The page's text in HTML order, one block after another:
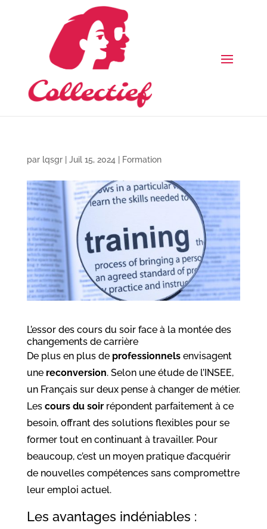
par lqsgr| Juil 15, 2024 Formation
L’essor des cours du soir face à la montée des
changements de carrière
De plus en plus de professionnelsenvisagent
une reconversion. Selon une étude de l’INSEE,
un Français sur deux pense à changer de métier.
Les cours du soirrépondent parfaitement à ce
besoin, offrant des solutions flexibles pour se
former tout en continuant à travailler. Pour
beaucoup, c’est un moyen pratique d’acquérir
de nouvelles compétences sans compromettre
leur emploi actuel.
Les avantages indéniables :